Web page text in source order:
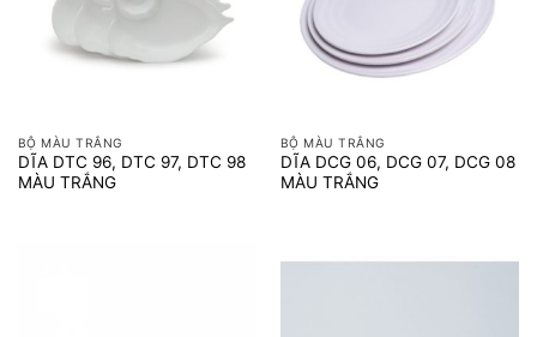
BỘ MÀU TRẮNG
DĨA DTC 96, DTC 97, DTC 98
MÀU TRẮNG
BỘ MÀU TRẮNG
DĨA DCG 06, DCG 07, DCG 08
MÀU TRẮNG